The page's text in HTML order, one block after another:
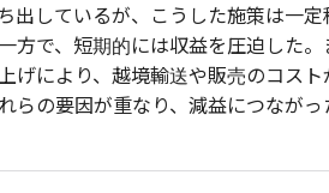
出しているが、こうした施策は一定
方で、短期的には収益を圧迫した。
げにより、越境輸送や販売のコスト
らの要因が重なり、減益につながっ